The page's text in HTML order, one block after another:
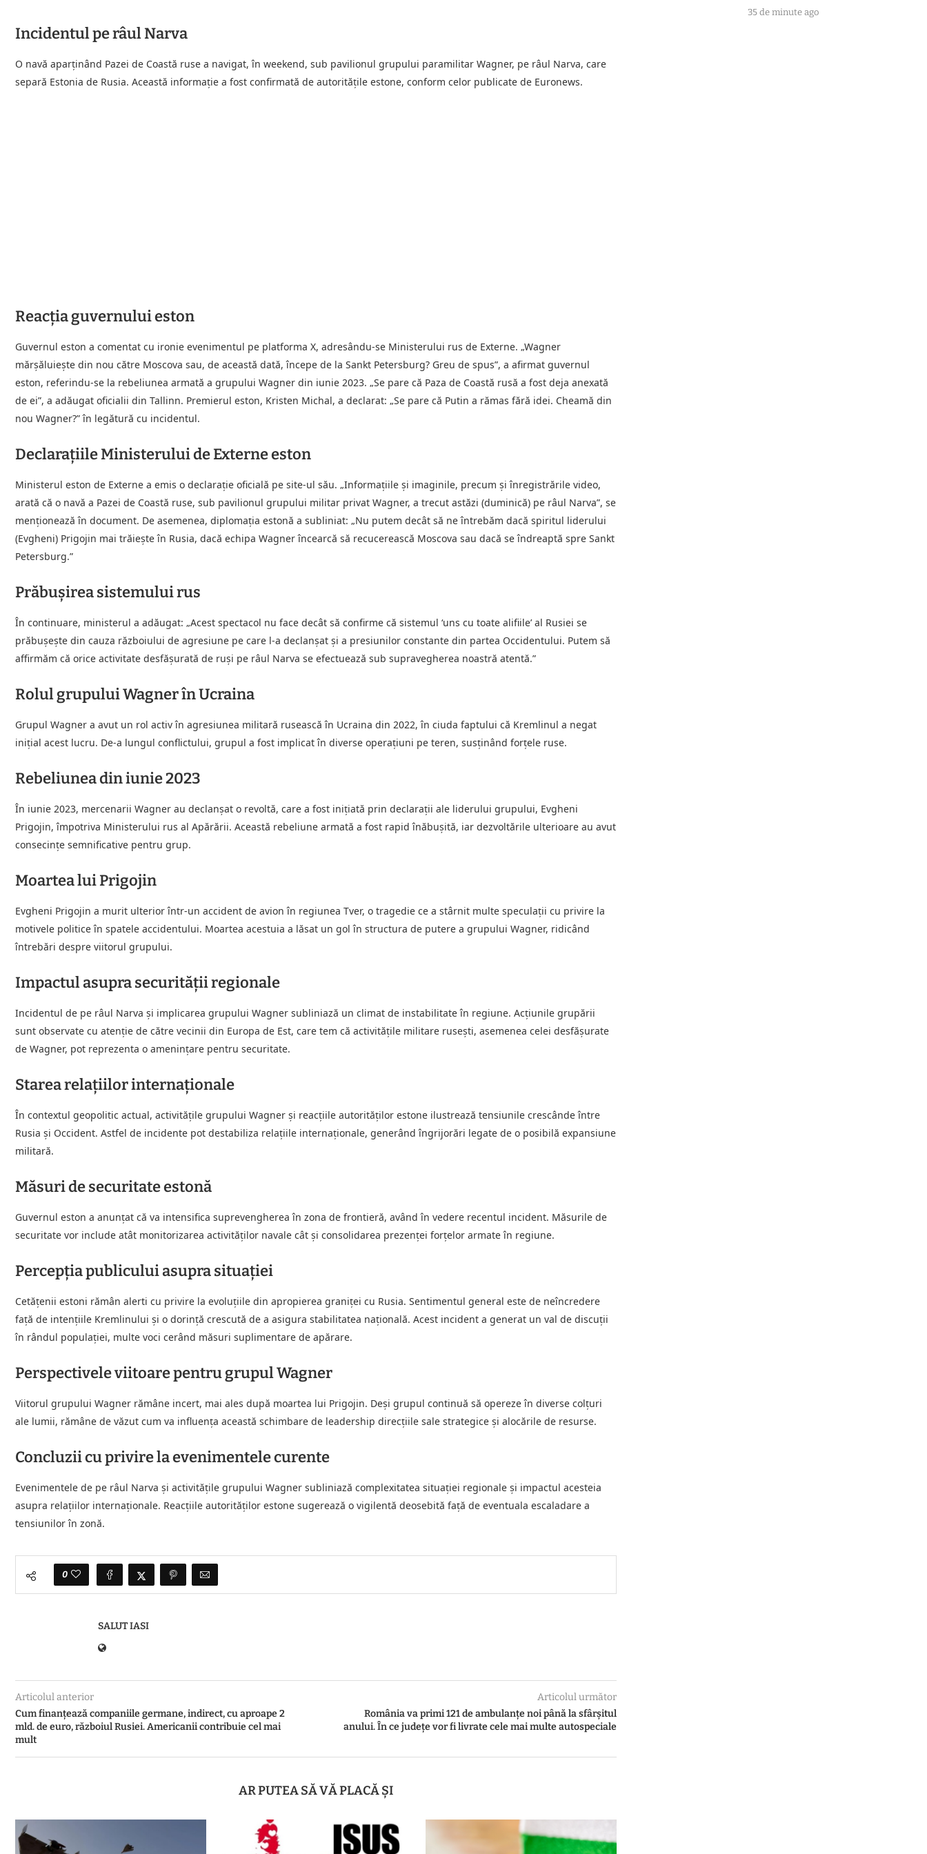
Incidentul pe râul Narva
O navă aparţinând Pazei de Coastă ruse a navigat, în weekend, sub pavilionul grupului paramilitar Wagner, pe râul Narva, care
separă Estonia de Rusia. Această informație a fost confirmată de autoritățile estone, conform celor publicate de Euronews.
Reacția guvernului eston
Guvernul eston a comentat cu ironie evenimentul pe platforma X, adresându-se Ministerului rus de Externe. „Wagner
mărşăluieşte din nou către Moscova sau, de această dată, începe de la Sankt Petersburg? Greu de spus”, a afirmat guvernul
eston, referindu-se la rebeliunea armată a grupului Wagner din iunie 2023. „Se pare că Paza de Coastă rusă a fost deja anexată
de ei”, a adăugat oficialii din Tallinn. Premierul eston, Kristen Michal, a declarat: „Se pare că Putin a rămas fără idei. Cheamă din
nou Wagner?” în legătură cu incidentul.
Declarațiile Ministerului de Externe eston
Ministerul eston de Externe a emis o declarație oficială pe site-ul său. „Informațiile și imaginile, precum și înregistrările video,
arată că o navă a Pazei de Coastă ruse, sub pavilionul grupului militar privat Wagner, a trecut astăzi (duminică) pe râul Narva”, se
menționează în document. De asemenea, diplomația estonă a subliniat: „Nu putem decât să ne întrebăm dacă spiritul liderului
(Evgheni) Prigojin mai trăiește în Rusia, dacă echipa Wagner încearcă să recucerească Moscova sau dacă se îndreaptă spre Sankt
Petersburg.”
Prăbușirea sistemului rus
În continuare, ministerul a adăugat: „Acest spectacol nu face decât să confirme că sistemul ‘uns cu toate alifiile’ al Rusiei se
prăbușește din cauza războiului de agresiune pe care l-a declanșat și a presiunilor constante din partea Occidentului. Putem să
affirmăm că orice activitate desfășurată de ruși pe râul Narva se efectuează sub supravegherea noastră atentă.”
Rolul grupului Wagner în Ucraina
Grupul Wagner a avut un rol activ în agresiunea militară rusească în Ucraina din 2022, în ciuda faptului că Kremlinul a negat
inițial acest lucru. De-a lungul conflictului, grupul a fost implicat în diverse operațiuni pe teren, susținând forțele ruse.
Rebeliunea din iunie 2023
În iunie 2023, mercenarii Wagner au declanșat o revoltă, care a fost inițiată prin declarații ale liderului grupului, Evgheni
Prigojin, împotriva Ministerului rus al Apărării. Această rebeliune armată a fost rapid înăbușită, iar dezvoltările ulterioare au avut
consecințe semnificative pentru grup.
Moartea lui Prigojin
Evgheni Prigojin a murit ulterior într-un accident de avion în regiunea Tver, o tragedie ce a stârnit multe speculații cu privire la
motivele politice în spatele accidentului. Moartea acestuia a lăsat un gol în structura de putere a grupului Wagner, ridicând
întrebări despre viitorul grupului.
Impactul asupra securității regionale
Incidentul de pe râul Narva și implicarea grupului Wagner subliniază un climat de instabilitate în regiune. Acțiunile grupării
sunt observate cu atenție de către vecinii din Europa de Est, care tem că activitățile militare rusești, asemenea celei desfășurate
de Wagner, pot reprezenta o amenințare pentru securitate.
Starea relațiilor internaționale
În contextul geopolitic actual, activitățile grupului Wagner și reacțiile autorităților estone ilustrează tensiunile crescânde între
Rusia și Occident. Astfel de incidente pot destabiliza relațiile internaționale, generând îngrijorări legate de o posibilă expansiune
militară.
Măsuri de securitate estonă
Guvernul eston a anunțat că va intensifica suprevengherea în zona de frontieră, având în vedere recentul incident. Măsurile de
securitate vor include atât monitorizarea activităților navale cât și consolidarea prezenței forțelor armate în regiune.
Percepția publicului asupra situației
Cetățenii estoni rămân alerti cu privire la evoluțiile din apropierea graniței cu Rusia. Sentimentul general este de neîncredere
față de intențiile Kremlinului și o dorință crescută de a asigura stabilitatea națională. Acest incident a generat un val de discuții
în rândul populației, multe voci cerând măsuri suplimentare de apărare.
Perspectivele viitoare pentru grupul Wagner
Viitorul grupului Wagner rămâne incert, mai ales după moartea lui Prigojin. Deși grupul continuă să opereze în diverse colțuri
ale lumii, rămâne de văzut cum va influența această schimbare de leadership direcțiile sale strategice și alocările de resurse.
Concluzii cu privire la evenimentele curente
Evenimentele de pe râul Narva și activitățile grupului Wagner subliniază complexitatea situației regionale și impactul acesteia
asupra relațiilor internaționale. Reacțiile autorităților estone sugerează o vigilentă deosebită față de eventuala escaladare a
tensiunilor în zonă.
0
SALUT IASI
Articolul anterior
Cum finanțează companiile germane, indirect, cu aproape 2
mld. de euro, războiul Rusiei. Americanii contribuie cel mai
mult
Articolul următor
România va primi 121 de ambulanțe noi până la sfârșitul
anului. În ce județe vor fi livrate cele mai multe autospeciale
AR PUTEA SĂ VĂ PLACĂ ȘI
35 de minute ago